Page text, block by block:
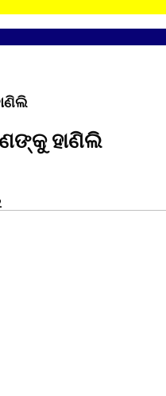
ହାଣିଲି